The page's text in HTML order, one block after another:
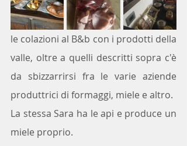
le colazioni al B&b con i prodotti della
valle, oltre a quelli descritti sopra c'è
da sbizzarrirsi fra le varie aziende
produttrici di formaggi, miele e altro.
La stessa Sara ha le api e produce un
miele proprio.